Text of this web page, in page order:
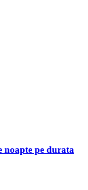
noapte pe durata